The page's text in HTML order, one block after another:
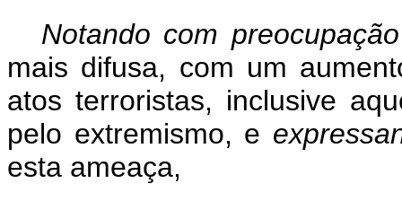
Notando com
mais difusa, com um
atos terroristas, inclusive
pelo extremismo, e
esta ameaça,